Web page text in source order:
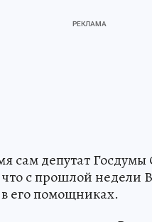
сам депутат
что с прошлой недели
его помощниках.